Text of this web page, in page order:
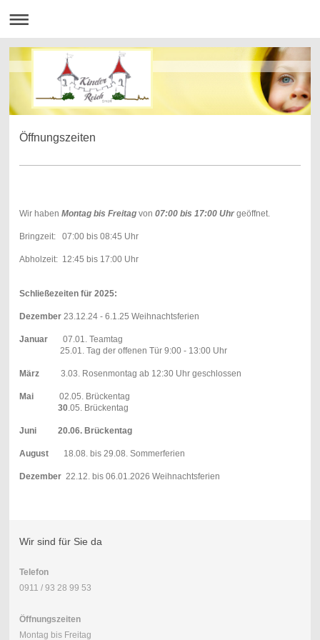
Öffnungszeiten
Wir haben Montag bis Freitagvon 07:00 bis 17:00 Uhrgeöffnet.
Bringzeit: 07:00 bis 08:45 Uhr
Abholzeit: 12:45 bis 17:00 Uhr
Schließezeiten für 2025:
Dezember23.12.24 - 6.1.25 Weihnachtsferien
Januar07.01. Teamtag
25.01. Tag der offenen Tür 9:00 - 13:00 Uhr
März3.03. Rosenmontag ab 12:30 Uhr geschlossen
Mai02.05. Brückentag
30.05. Brückentag
Juni 20.06. Brückentag
August18.08. bis 29.08. Sommerferien
Dezember22.12. bis 06.01.2026 Weihnachtsferien
Wir sind für Sie da
Telefon
0911 / 93 28 99 53
Öffnungszeiten
Montag bis Freitag